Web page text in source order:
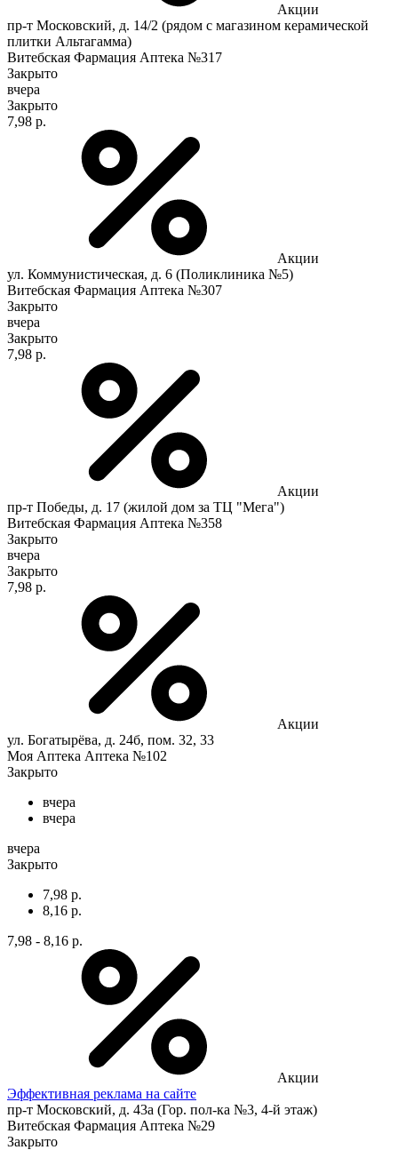
Акции
пр-т Московский, д. 14/2 (рядом с магазином керамической
плитки Альтагамма)
Витебская Фармация Аптека №317
Закрыто
вчера
Закрыто
7,98 р.
Акции
ул. Коммунистическая, д. 6 (Поликлиника №5)
Витебская Фармация Аптека №307
Закрыто
вчера
Закрыто
7,98 р.
Акции
пр-т Победы, д. 17 (жилой дом за ТЦ "Мега")
Витебская Фармация Аптека №358
Закрыто
вчера
Закрыто
7,98 р.
Акции
ул. Богатырёва, д. 24б, пом. 32, 33
Моя Аптека Аптека №102
Закрыто
вчера
вчера
вчера
Закрыто
7,98 р.
8,16 р.
7,98 - 8,16 р.
Акции
Эффективная реклама на сайте
пр-т Московский, д. 43а (Гор. пол-ка №3, 4-й этаж)
Витебская Фармация Аптека №29
Закрыто